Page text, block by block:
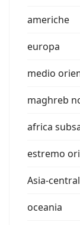
americhe
europa
medio
maghreb
africa
estremo
Asia-
oceania